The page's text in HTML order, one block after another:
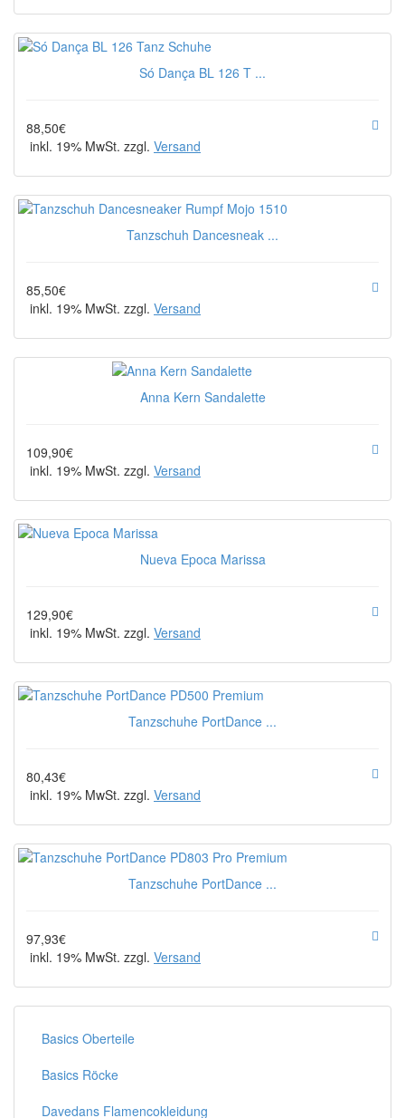
Só Dança BL 126 T ...
88,50€
inkl. 19% MwSt. zzgl. Versand
Tanzschuh Dancesneak ...
85,50€
inkl. 19% MwSt. zzgl. Versand
Anna Kern Sandalette
109,90€
inkl. 19% MwSt. zzgl. Versand
Nueva Epoca Marissa
129,90€
inkl. 19% MwSt. zzgl. Versand
Tanzschuhe PortDance ...
80,43€
inkl. 19% MwSt. zzgl. Versand
Tanzschuhe PortDance ...
97,93€
inkl. 19% MwSt. zzgl. Versand
Basics Oberteile
Basics Röcke
Davedans Flamencokleidung